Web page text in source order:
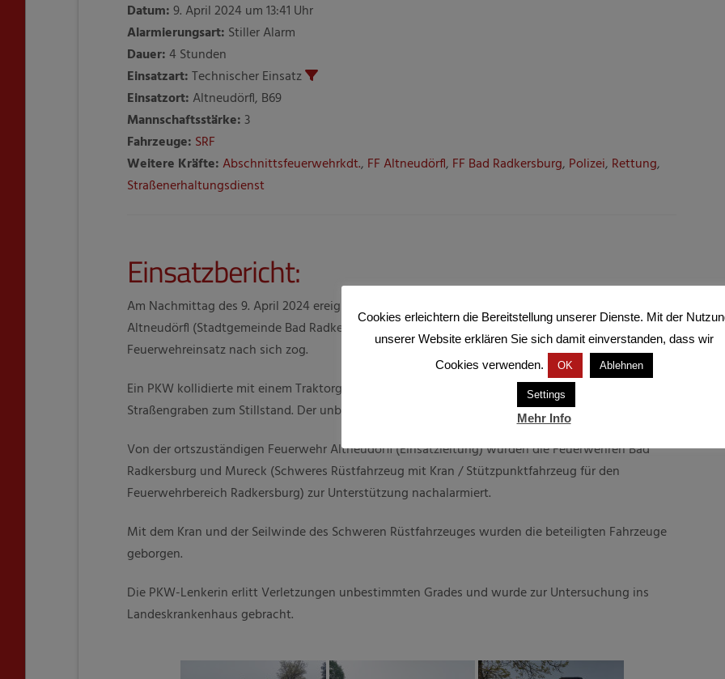
Datum:9. April 2024 um 13:41 Uhr
Alarmierungsart: Stiller Alarm
Dauer:4 Stunden
Einsatzart:Technischer Einsatz
Einsatzort: Altneudörfl, B69
Mannschaftsstärke: 3
Fahrzeuge: SRF
Weitere Kräfte:Abschnittsfeuerwehrkdt., FF Altneudörfl, FF Bad Radkersburg, Polizei, Rettung,
Straßenerhaltungsdienst
Einsatzbericht:
Am Nachmittag des 9. April 2024 ereignete sich auf der Bundesstraße 69 im Ortsgebiet von
Altneudörfl (Stadtgemeinde Bad Radkersburg) ein Verkehrsunfall, der einen aufwendigen
Feuerwehreinsatz nach sich zog.
Ein PKW kollidierte mit einem Traktorgespann. Die Zugmaschine kam von der Fahrbahn ab und im
Straßengraben zum Stillstand. Der unbeladene Anhänger kippte um.
Von der ortszuständigen Feuerwehr Altneudörfl (Einsatzleitung) wurden die Feuerwehren Bad
Radkersburg und Mureck (Schweres Rüstfahrzeug mit Kran / Stützpunktfahrzeug für den
Feuerwehrbereich Radkersburg) zur Unterstützung nachalarmiert.
Mit dem Kran und der Seilwinde des Schweren Rüstfahrzeuges wurden die beteiligten Fahrzeuge
geborgen.
Die PKW-Lenkerin erlitt Verletzungen unbestimmten Grades und wurde zur Untersuchung ins
Landeskrankenhaus gebracht.
Cookies erleichtern die Bereitstellung unserer Dienste. Mit der
unserer Website erklären Sie sich damit einverstanden, dass wir
Cookies verwenden.
OK Ablehnen
Settings
Mehr Info